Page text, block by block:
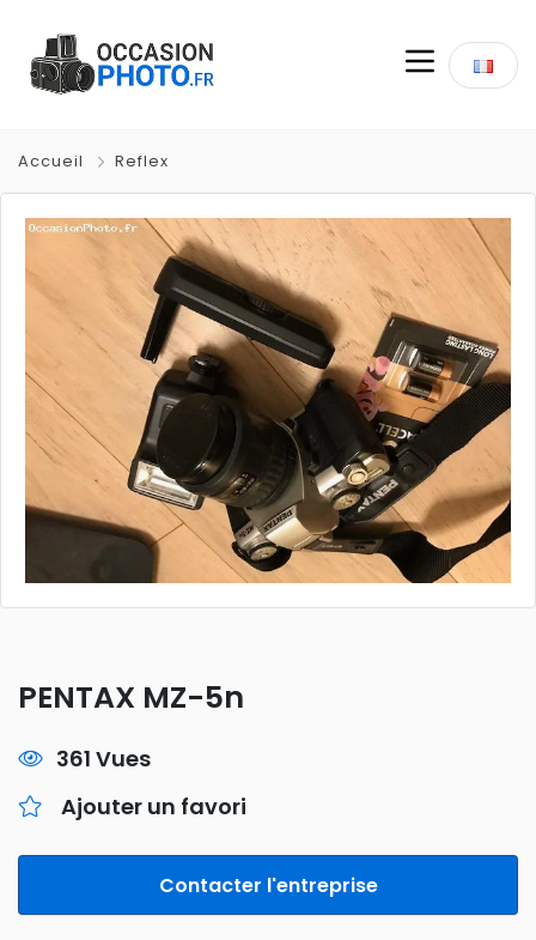
Accueil Reflex
PENTAX MZ-5n
361 Vues
Ajouter un favori
Contacter l'entreprise